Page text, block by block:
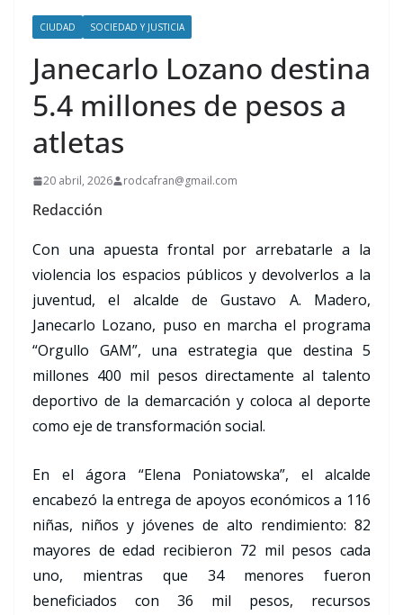
CIUDAD SOCIEDAD Y JUSTICIA
Janecarlo Lozano destina
5.4 millones de pesos a
atletas
20 abril, 2026 rodcafran@gmail.com
Redacción
Con una apuesta frontal por arrebatarle a la
violencia los espacios públicos y devolverlos a la
juventud, el alcalde de Gustavo A. Madero,
Janecarlo Lozano, puso en marcha el programa
“Orgullo GAM”, una estrategia que destina 5
millones 400 mil pesos directamente al talento
deportivo de la demarcación y coloca al deporte
como eje de transformación social.
En el ágora “Elena Poniatowska”, el alcalde
encabezó la entrega de apoyos económicos a 116
niñas, niños y jóvenes de alto rendimiento: 82
mayores de edad recibieron 72 mil pesos cada
uno, mientras que 34 menores fueron
beneficiados con 36 mil pesos, recursos